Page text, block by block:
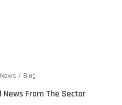
/ Blog
News From The Sector